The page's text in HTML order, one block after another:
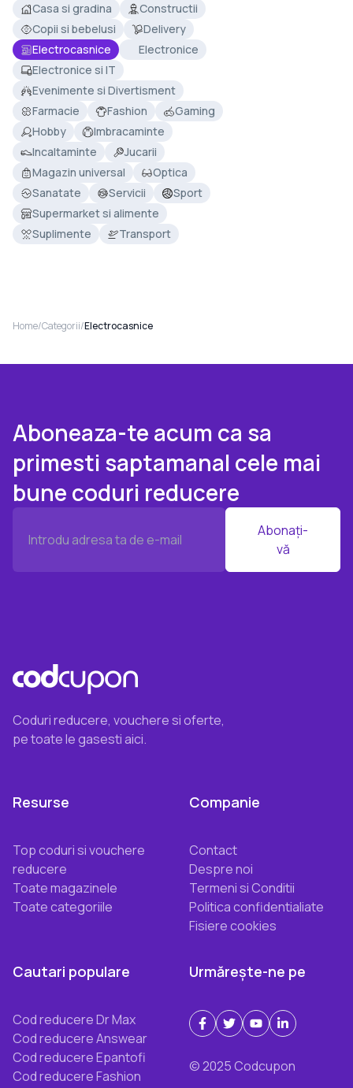
Casa si gradina
Constructii
Copii si bebelusi
Delivery
Electrocasnice
Electronice
Electronice si IT
Evenimente si Divertisment
Farmacie
Fashion
Gaming
Hobby
Imbracaminte
Incaltaminte
Jucarii
Magazin universal
Optica
Sanatate
Servicii
Sport
Supermarket si alimente
Suplimente
Transport
Home/Categorii/Electrocasnice
Aboneaza-te acum ca sa
primesti saptamanal cele mai
bune coduri reducere
Abonați-
vă
Coduri reducere, vouchere si oferte,
pe toate le gasesti aici.
Resurse
Top coduri si vouchere
reducere
Toate magazinele
Toate categoriile
Companie
Contact
Despre noi
Termeni si Conditii
Politica confidentialiate
Fisiere cookies
Cautari populare
Cod reducere Dr Max
Cod reducere Answear
Cod reducere Epantofi
Cod reducere Fashion
Urmărește-ne pe
© 2025 Codcupon